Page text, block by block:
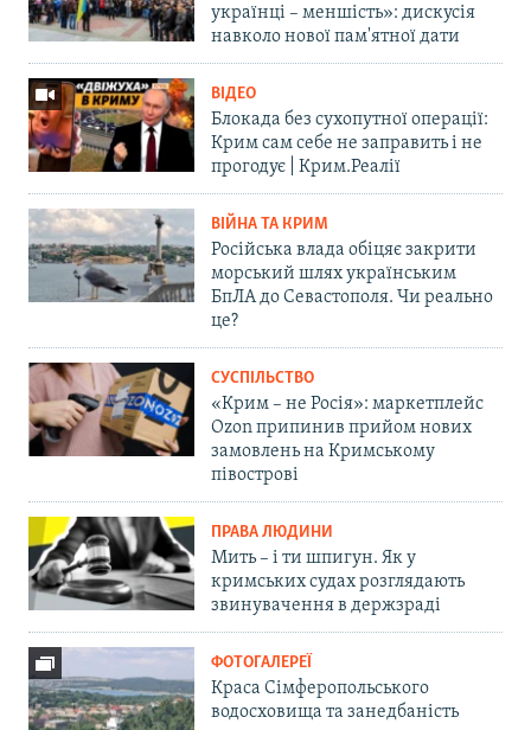
українці – меншість»: дискусія
навколо нової пам'ятної дати
ВІДЕО
Блокада без сухопутної операції:
Крим сам себе не заправить і не
прогодує | Крим.Реалії
ВІЙНА ТА КРИМ
Російська влада обіцяє закрити
морський шлях українським
БпЛА до Севастополя. Чи реально
це?
СУСПІЛЬСТВО
«Крим – не Росія»: маркетплейс
Ozon припинив прийом нових
замовлень на Кримському
півострові
ПРАВА ЛЮДИНИ
Мить – і ти шпигун. Як у
кримських судах розглядають
звинувачення в держзраді
ФОТОГАЛЕРЕЇ
Краса Сімферопольського
водосховища та занедбаність